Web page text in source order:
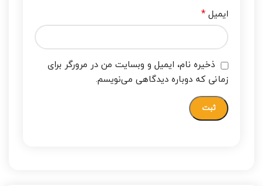
ایمیل *
ذخیره نام، ایمیل و وبسایت من در مرورگر برای
زمانی که دوباره دیدگاهی می‌نویسم.